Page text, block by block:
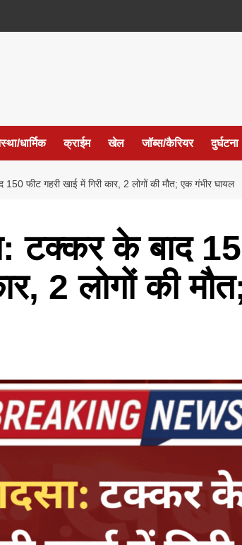
धार्मिक क्राईम खेल जॉब्स/कैरियर दुर्घटना
150 फीट गहरी खाई में गिरी कार, 2 लोगों की मौत; एक गंभीर घायल
टक्कर के बाद
2 लोगों की